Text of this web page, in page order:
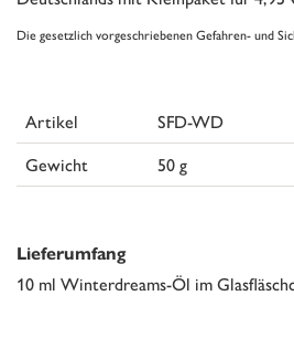
Die gesetzlich vorgeschriebenen Gefahren- und
Artikel
SFD-WD
Gewicht
50 g
Lieferumfang
10 ml Winterdreams-Öl im